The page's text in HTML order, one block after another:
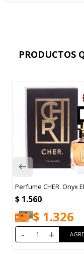
PRODUCTOS
Perfume CHER. Onyx
$ 1.560
$ 1.326
- +